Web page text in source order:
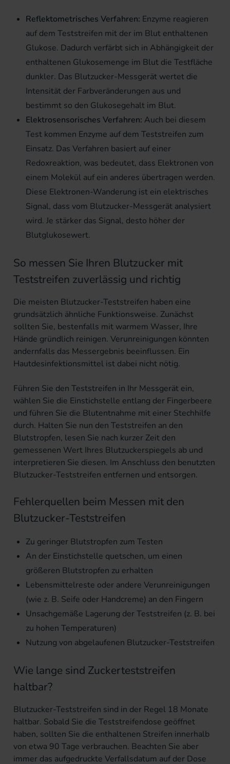
Reflektometrisches Verfahren: Enzyme reagieren
auf dem Teststreifen mit der im Blut enthaltenen
Glukose. Dadurch verfärbt sich in Abhängigkeit der
enthaltenen Glukosemenge im Blut die Testfläche
dunkler. Das Blutzucker-Messgerät wertet die
Intensität der Farbveränderungen aus und
bestimmt so den Glukosegehalt im Blut.
Elektrosensorisches Verfahren: Auch bei diesem
Test kommen Enzyme auf dem Teststreifen zum
Einsatz. Das Verfahren basiert auf einer
Redoxreaktion, was bedeutet, dass Elektronen von
einem Molekül auf ein anderes übertragen werden.
Diese Elektronen-Wanderung ist ein elektrisches
Signal, dass vom Blutzucker-Messgerät analysiert
wird. Je stärker das Signal, desto höher der
Blutglukosewert.
So messen Sie Ihren Blutzucker mit
Teststreifen zuverlässig und richtig
Die meisten Blutzucker-Teststreifen haben eine
grundsätzlich ähnliche Funktionsweise. Zunächst
sollten Sie, bestenfalls mit warmem Wasser, Ihre
Hände gründlich reinigen. Verunreinigungen könnten
andernfalls das Messergebnis beeinflussen. Ein
Hautdesinfektionsmittel ist dabei nicht nötig.
Führen Sie den Teststreifen in Ihr Messgerät ein,
wählen Sie die Einstichstelle entlang der Fingerbeere
und führen Sie die Blutentnahme mit einer Stechhilfe
durch. Halten Sie nun den Teststreifen an den
Blutstropfen, lesen Sie nach kurzer Zeit den
gemessenen Wert Ihres Blutzuckerspiegels ab und
interpretieren Sie diesen. Im Anschluss den benutzten
Blutzucker-Teststreifen entfernen und entsorgen.
Fehlerquellen beim Messen mit den
Blutzucker-Teststreifen
Zu geringer Blutstropfen zum Testen
An der Einstichstelle quetschen, um einen
größeren Blutstropfen zu erhalten
Lebensmittelreste oder andere Verunreinigungen
(wie z. B. Seife oder Handcreme) an den Fingern
Unsachgemäße Lagerung der Teststreifen (z. B. bei
zu hohen Temperaturen)
Nutzung von abgelaufenen Blutzucker-Teststreifen
Wie lange sind Zuckerteststreifen
haltbar?
Blutzucker-Teststreifen sind in der Regel 18 Monate
haltbar. Sobald Sie die Teststreifendose geöffnet
haben, sollten Sie die enthaltenen Streifen innerhalb
von etwa 90 Tage verbrauchen. Beachten Sie aber
immer das aufgedruckte Verfallsdatum auf der Dose